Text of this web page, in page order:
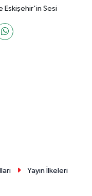
Eskişehir'in Sesi
Yayın İlkeleri